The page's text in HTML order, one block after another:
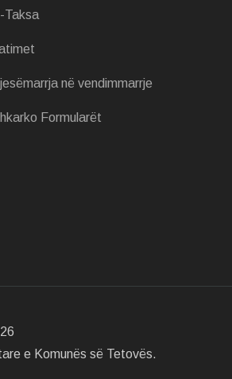
Taksa
në vendimmarrje
Formularët
e Komunës së Tetovës.